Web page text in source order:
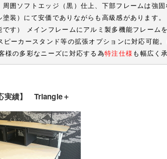
周囲ソフトエッジ（黒）仕上、下部フレームは強
塗装）にて安価でありながらも高級感があります
です） メインフレームにアルミ製多機能フレーム
ピーカースタンド等の拡張オプションに対応可能
様の多彩なニーズに対応する為特注仕様 も幅広く
実績】 Triangle＋